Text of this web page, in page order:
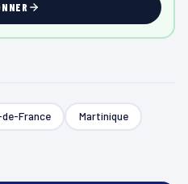
France Martinique